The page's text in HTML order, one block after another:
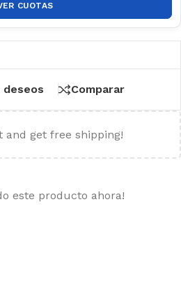
CUOTAS
Comparar
and get free shipping!
este producto ahora!